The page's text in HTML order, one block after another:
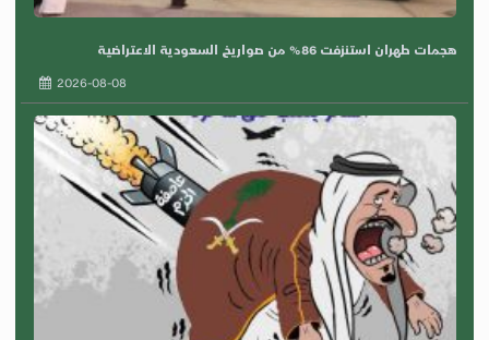
هجمات طهران استنزفت 86% من صواريخ السعودية الاعتراضية
2026-08-08